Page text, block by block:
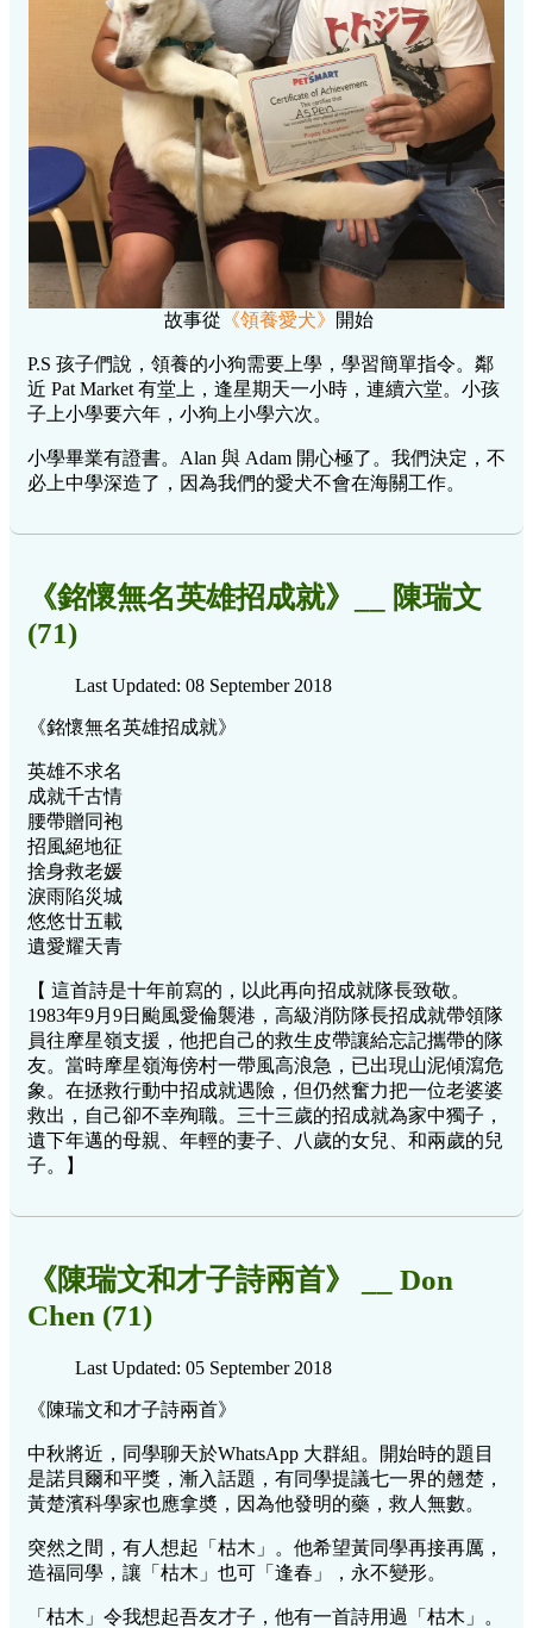
故事從 《領養愛犬》 開始
P.S 孩子們說，領養的小狗需要上學，學習簡單指令。鄰
近 Pat Market 有堂上，逢星期天一小時，連續六堂。小孩
子上小學要六年，小狗上小學六次。
小學畢業有證書。Alan 與 Adam 開心極了。我們決定，不
必上中學深造了，因為我們的愛犬不會在海關工作。
《銘懷無名英雄招成就》__ 陳瑞文
(71)
Last Updated: 08 September 2018
《銘懷無名英雄招成就》
英雄不求名
成就千古情
腰帶贈同袍
招風絕地征
捨身救老媛
淚雨陷災城
悠悠廿五載
遺愛耀天青
【 這首詩是十年前寫的，以此再向招成就隊長致敬。
1983年9月9日颱風愛倫襲港，高級消防隊長招成就帶領隊
員往摩星嶺支援，他把自己的救生皮帶讓給忘記攜帶的隊
友。當時摩星嶺海傍村一帶風高浪急，已出現山泥傾瀉危
象。在拯救行動中招成就遇險，但仍然奮力把一位老婆婆
救出，自己卻不幸殉職。三十三歲的招成就為家中獨子，
遺下年邁的母親、年輕的妻子、八歲的女兒、和兩歲的兒
子。】
《陳瑞文和才子詩兩首》 __ Don
Chen (71)
Last Updated: 05 September 2018
《陳瑞文和才子詩兩首》
中秋將近，同學聊天於WhatsApp 大群組。開始時的題目
是諾貝爾和平獎，漸入話題，有同學提議七一界的翹楚，
黃楚濱科學家也應拿奬，因為他發明的藥，救人無數。
突然之間，有人想起「枯木」。他希望黃同學再接再厲，
造福同學，讓「枯木」也可「逢春」，永不變形。
「枯木」令我想起吾友才子，他有一首詩用過「枯木」。